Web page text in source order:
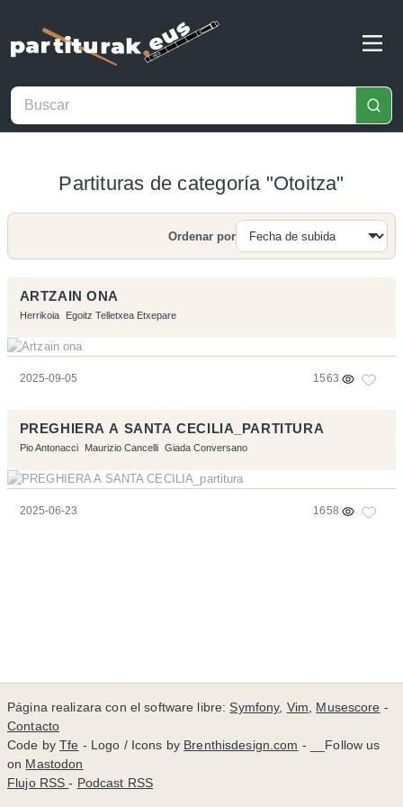
Partituras de categoría "Otoitza"
Buscar
Ordenar por
ARTZAIN ONA
Herrikoia Egoitz Telletxea Etxepare
2025-09-05 1563
PREGHIERA A SANTA CECILIA_PARTITURA
Pio Antonacci Maurizio Cancelli Giada Conversano
2025-06-23 1658
Página realizara con el software libre:Symfony, Vim, Musescore -
Contacto
Code byTfe - Logo / Icons by Brenthisdesign.com - __Follow us
on Mastodon
Flujo RSS- Podcast RSS